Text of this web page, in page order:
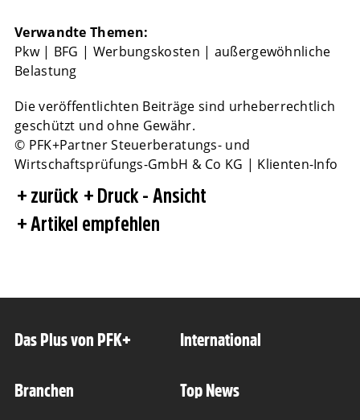
Verwandte Themen:
Pkw| BFG | Werbungskosten | außergewöhnliche
Belastung
Die veröffentlichten Beiträge sind urheberrechtlich
geschützt und ohne Gewähr.
© PFK+Partner Steuerberatungs- und
Wirtschaftsprüfungs-GmbH & Co KG | Klienten-Info
zurück
Druck - Ansicht
Artikel empfehlen
Das Plus von PFK+
Branchen
International
Top News